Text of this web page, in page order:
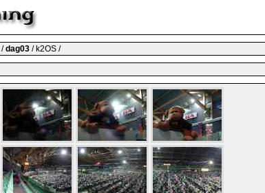
/dag03 / k2OS /